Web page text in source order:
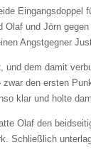
Eingangsdoppel
und Jörn
Angstgegner
dem damit
den ersten
klar und holte
Olaf den
Schließlich